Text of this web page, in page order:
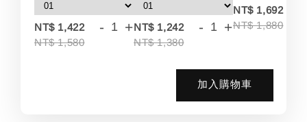
NT$ 1,422
NT$ 1,580
- +NT$ 1,242
NT$ 1,380
- +
NT$ 1,692
NT$ 1,880
加入購物車